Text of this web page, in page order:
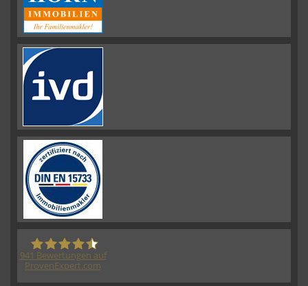
941 Bewertungen auf
ProvenExpert.com